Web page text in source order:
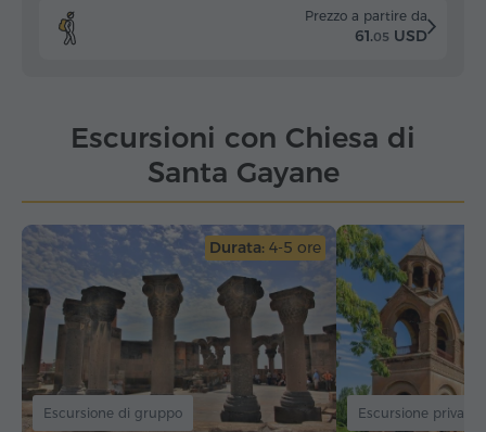
Prezzo a partire da
61.05 USD
Escursioni con Chiesa di
Santa Gayane
Durata: 4-5 ore
Escursione di gruppo Escursione privata